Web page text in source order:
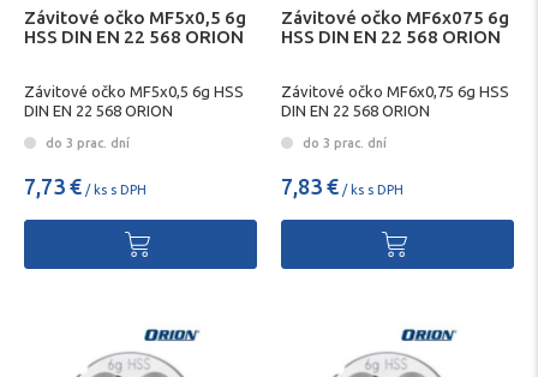
Závitové očko MF5x0,5 6g
HSS DIN EN 22 568 ORION
Závitové očko MF5x0,5 6g HSS
DIN EN 22 568 ORION
do 3 prac. dní
7,73 € / ks s DPH
Závitové očko MF6x075 6g
HSS DIN EN 22 568 ORION
Závitové očko MF6x0,75 6g HSS
DIN EN 22 568 ORION
do 3 prac. dní
7,83 € / ks s DPH